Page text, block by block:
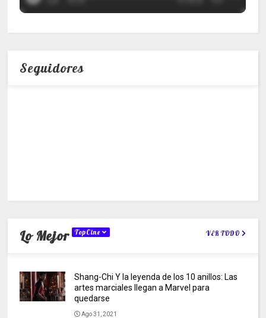
Seguidores
Lo Mejor TopCine VER TODO
Shang-Chi Y la leyenda de los 10 anillos: Las
artes marciales llegan a Marvel para
quedarse
Ago 31, 2021